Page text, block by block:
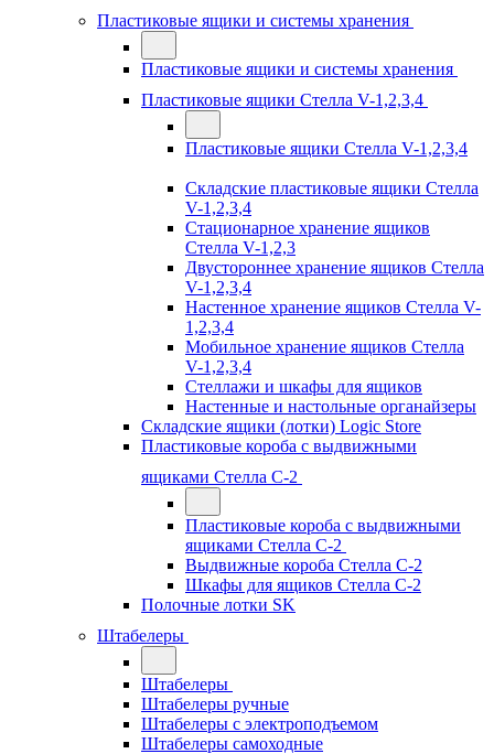
Пластиковые ящики и системы хранения
Пластиковые ящики и системы хранения
Пластиковые ящики Стелла V-1,2,3,4
Пластиковые ящики Стелла V-1,2,3,4
Складские пластиковые ящики Стелла
V-1,2,3,4
Стационарное хранение ящиков
Стелла V-1,2,3
Двустороннее хранение ящиков Стелла
V-1,2,3,4
Настенное хранение ящиков Стелла V-
1,2,3,4
Мобильное хранение ящиков Стелла
V-1,2,3,4
Стеллажи и шкафы для ящиков
Настенные и настольные органайзеры
Складские ящики (лотки) Logiс Store
Пластиковые короба с выдвижными
ящиками Стелла С-2
Пластиковые короба с выдвижными
ящиками Стелла С-2
Выдвижные короба Стелла С-2
Шкафы для ящиков Стелла С-2
Полочные лотки SK
Штабелеры
Штабелеры
Штабелеры ручные
Штабелеры с электроподъемом
Штабелеры самоходные